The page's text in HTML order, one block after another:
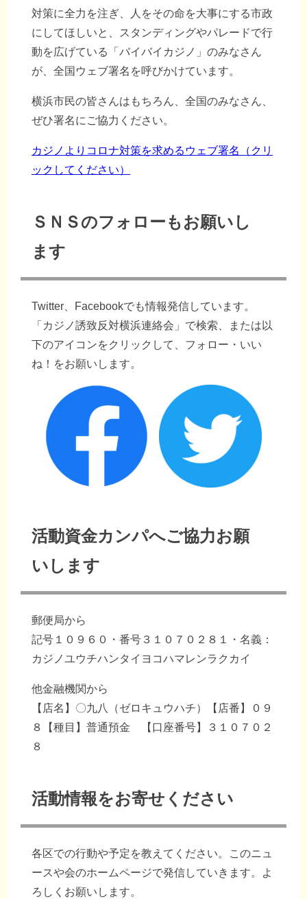
対策に全力を注ぎ、人をその命を大事にする市政
にしてほしいと、スタンディングやパレードで行
動を広げている「バイバイカジノ」のみなさん
が、全国ウェブ署名を呼びかけています。
横浜市民の皆さんはもちろん、全国のみなさん、
ぜひ署名にご協力ください。
カジノよりコロナ対策を求めるウェブ署名（クリ
ックしてください）
ＳＮＳのフォローもお願いし
ます
Twitter、Facebookでも情報発信しています。
「カジノ誘致反対横浜連絡会」で検索、または以
下のアイコンをクリックして、フォロー・いい
ね！をお願いします。
活動資金カンパへご協力お願
いします
郵便局から
記号１０９６０・番号３１０７０２８１・名義：
カジノユウチハンタイヨコハマレンラクカイ
他金融機関から
【店名】〇九八（ゼロキュウハチ）【店番】０９
８【種目】普通預金 【口座番号】３１０７０２
８
活動情報をお寄せください
各区での行動や予定を教えてください。このニュ
ースや会のホームページで発信していきます。よ
ろしくお願いします。